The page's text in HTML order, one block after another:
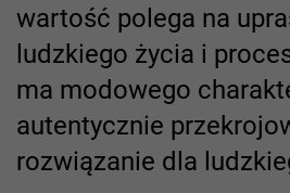
wartość polega na
ludzkiego życia i
ma modowego
autentycznie
rozwiązanie dla